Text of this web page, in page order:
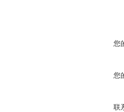
您
您
联